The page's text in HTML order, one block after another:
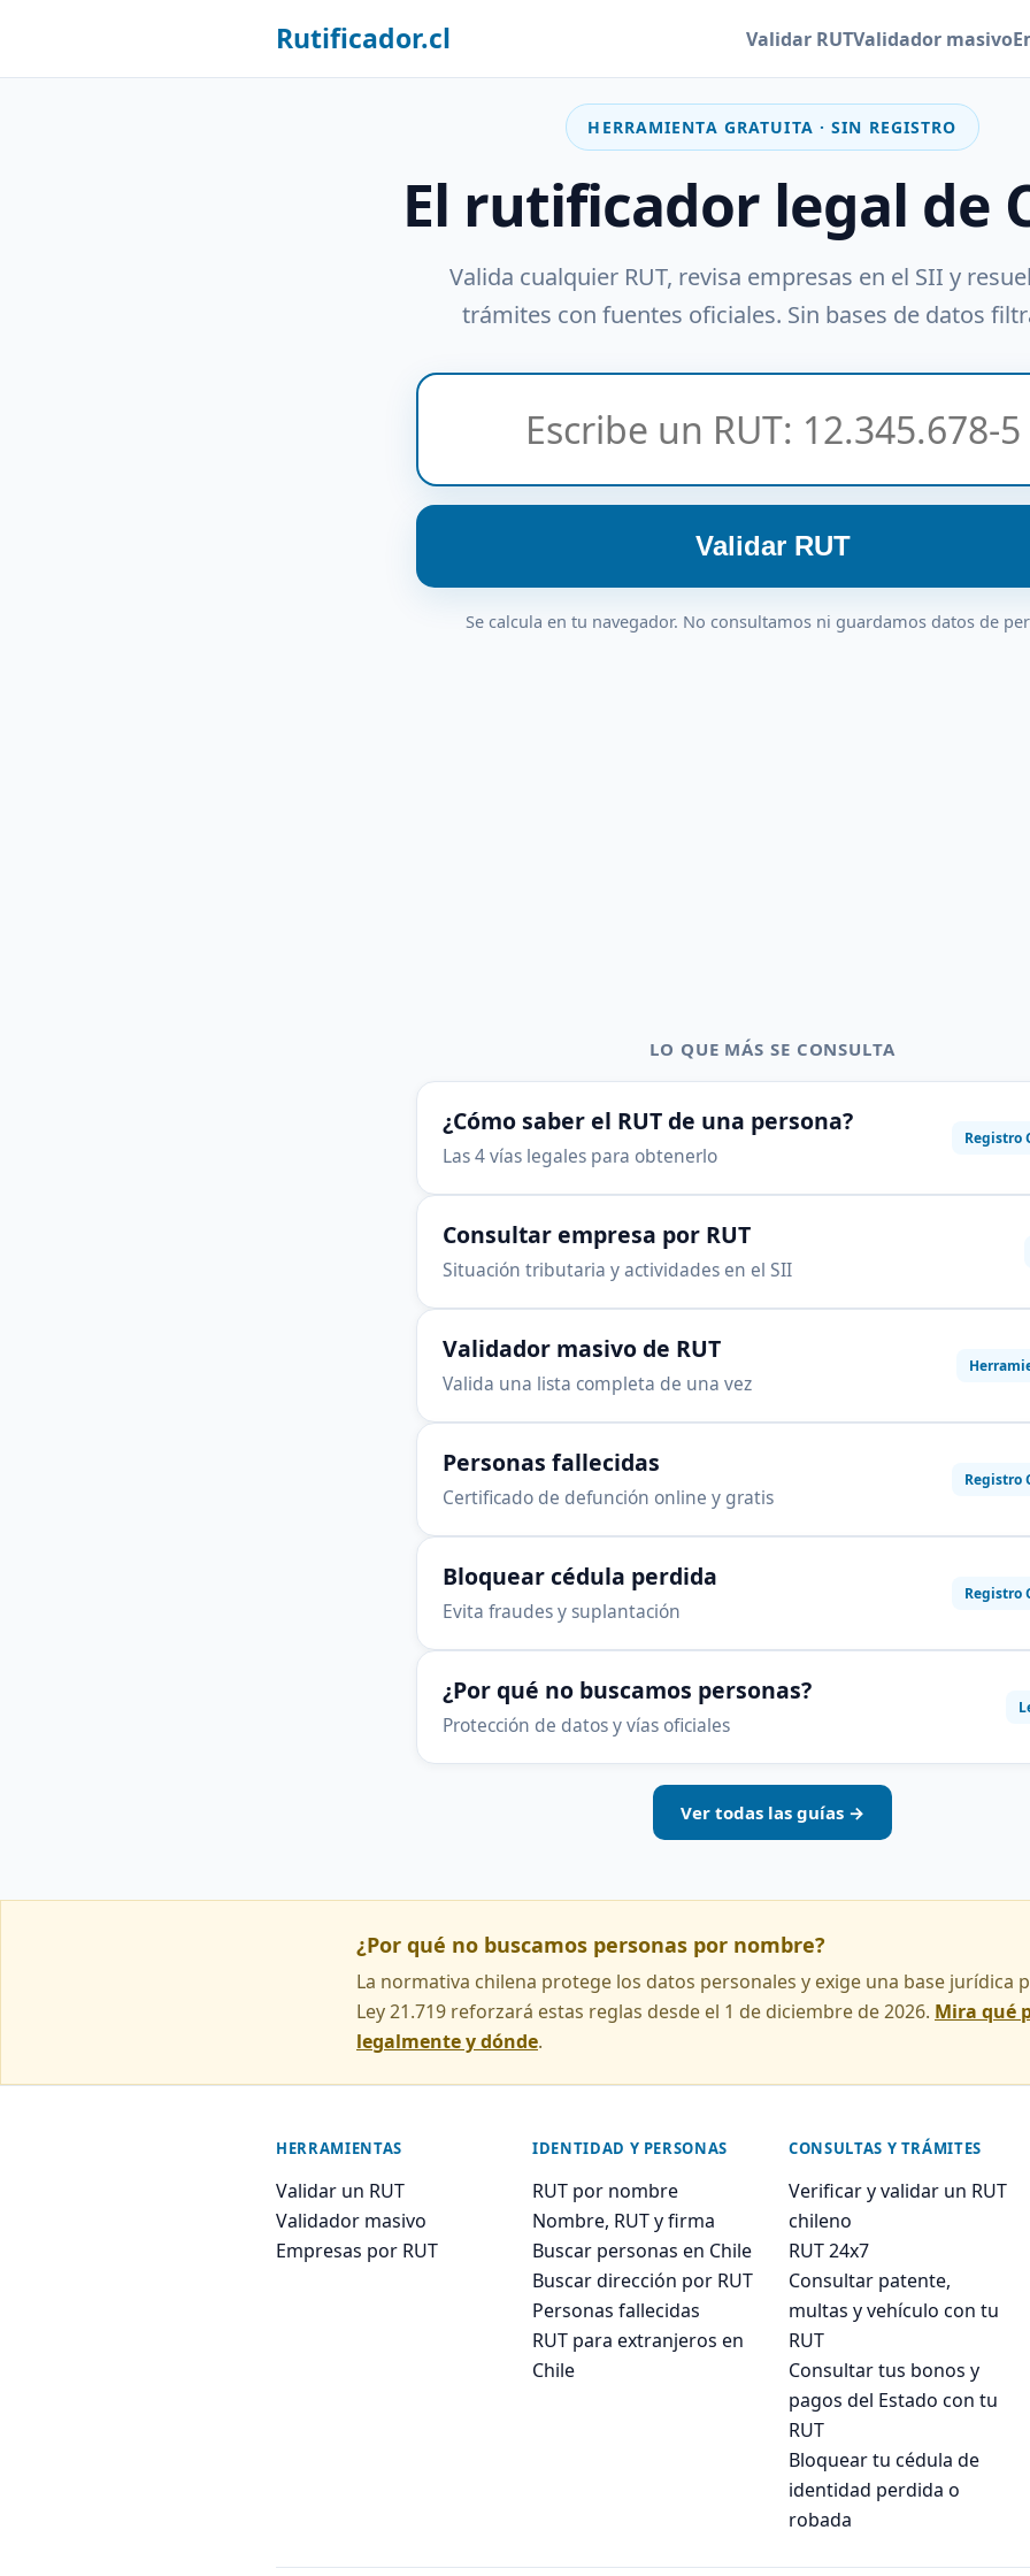
Rutificador.cl Validar RUTValidador masivo
HERRAMIENTA GRATUITA · SIN REGISTRO
El rutificador legal de
Valida cualquier RUT, revisa empresas en el SII y
trámites con fuentes oficiales. Sin bases de datos
Validar RUT
Se calcula en tu navegador. No consultamos ni guardamos datos de
LO QUE MÁS SE CONSULTA
¿Cómo saber el RUT de una persona?
Las 4 vías legales para obtenerlo
Registro
Consultar empresa por RUT
Situación tributaria y actividades en el SII
Validador masivo de RUT
Valida una lista completa de una vez
Personas fallecidas
Certificado de defunción online y gratis
Registro
Bloquear cédula perdida
Evita fraudes y suplantación
Registro
¿Por qué no buscamos personas?
Protección de datos y vías oficiales
Ver todas las guías →
¿Por qué no buscamos personas por nombre?
La normativa chilena protege los datos personales y exige una base jurídica
Ley 21.719 reforzará estas reglas desde el 1 de diciembre de 2026. Mira qué
legalmente y dónde.
HERRAMIENTAS
Validar un RUT
Validador masivo
Empresas por RUT
IDENTIDAD Y PERSONAS
RUT por nombre
Nombre, RUT y firma
Buscar personas en Chile
Buscar dirección por RUT
Personas fallecidas
RUT para extranjeros en
Chile
CONSULTAS Y TRÁMITES
Verificar y validar un RUT
chileno
RUT 24x7
Consultar patente,
multas y vehículo con tu
RUT
Consultar tus bonos y
pagos del Estado con tu
RUT
Bloquear tu cédula de
identidad perdida o
robada